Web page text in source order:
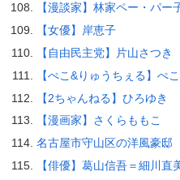
【漫談家】林家ペー・パー
【女優】岸恵子
【自由民主党】片山さつき
【ぺこ&りゅうちぇる】ぺ
【2ちゃんねる】ひろゆき
【漫画家】さくらももこ
名古屋市守山区の洋風豪邸
【俳優】葛山信吾＝細川直